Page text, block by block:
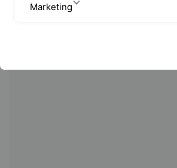
Marketing